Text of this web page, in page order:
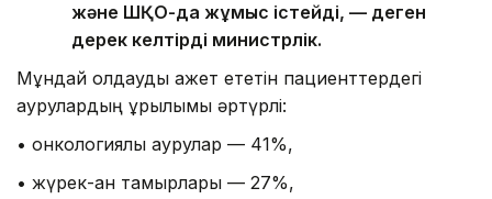
және ШҚО-да жұмыс істейді, — деген
дерек келтірді министрлік.
Мұндай қолдауды қажет ететін пациенттердегі
аурулардың құрылымы әртүрлі:
• онкологиялық аурулар — 41%,
• жүрек-қан тамырлары — 27%,